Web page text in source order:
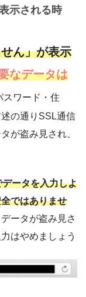
示される時
ん」が表示
なデータは
スワード・住
の通りSSL通信
が盗み見され、
ータを入力しよ
ではありませ
ータが盗み見さ
はやめましょう